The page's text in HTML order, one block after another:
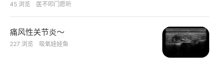
45 浏览 医不叩门愿听
痛风性关节炎～
227 浏览 吸氧娃娃鱼